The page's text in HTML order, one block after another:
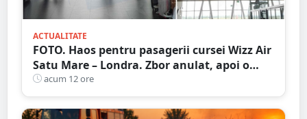
ACTUALITATE
FOTO. Haos pentru pasagerii cursei Wizz Air
Satu Mare – Londra. Zbor anulat, apoi o
nouă întârziere. Fără explicații clare
acum 12 ore